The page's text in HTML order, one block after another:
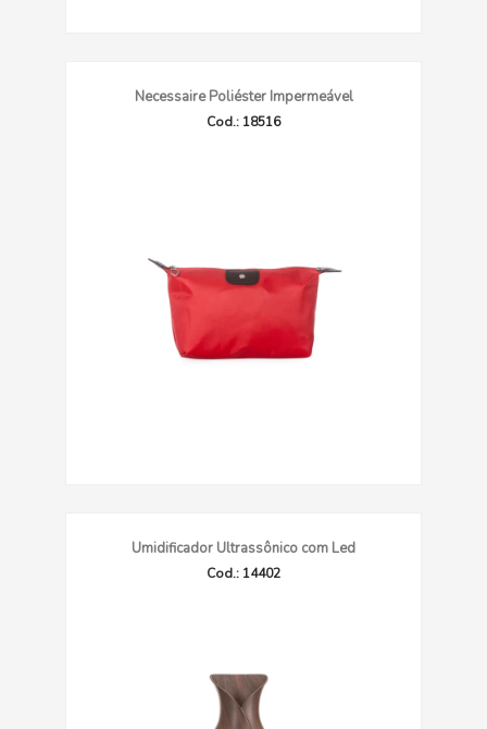
Necessaire Poliéster Impermeável
Cod.: 18516
Umidificador Ultrassônico com Led
Cod.: 14402